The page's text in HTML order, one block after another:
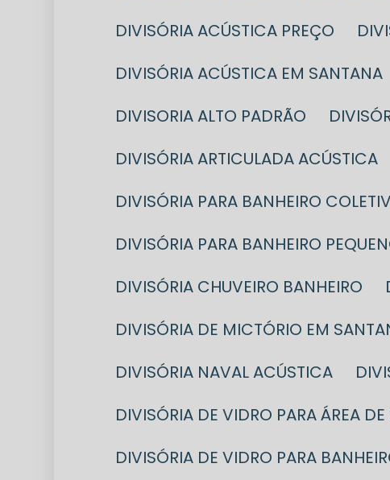
DIVISÓRIA ACÚSTICA PREÇO
DIVISÓRIA ACÚSTICA EM SANTANA
DIVISORIA ALTO PADRÃO
DIVISÓRIA ARTICULADA ACÚSTICA
DIVISÓRIA PARA BANHEIRO
DIVISÓRIA PARA BANHEIRO
DIVISÓRIA CHUVEIRO BANHEIRO
DIVISÓRIA DE MICTÓRIO EM
DIVISÓRIA NAVAL ACÚSTICA
DIVISÓRIA DE VIDRO PARA ÁREA
DIVISÓRIA DE VIDRO PARA